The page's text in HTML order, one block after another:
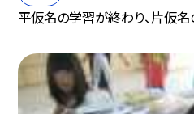
平仮名の学習が終わり、片仮名